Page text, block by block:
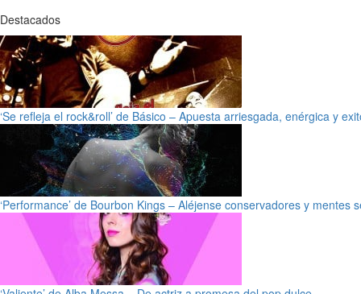
Destacados
‘Se refleja el rock&roll’ de Básico – Apuesta arriesgada, enérgica y
‘Performance’ de Bourbon Kings – Aléjense conservadores y mentes